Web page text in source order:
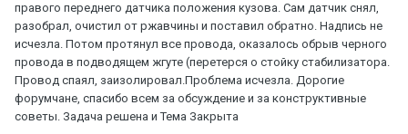
правого переднего датчика положения кузова. Сам датчик снял,
разобрал, очистил от ржавчины и поставил обратно. Надпись не
исчезла. Потом протянул все провода, оказалось обрыв черного
провода в подводящем жгуте (перетерся о стойку стабилизатора.
Провод спаял, заизолировал.Проблема исчезла. Дорогие
форумчане, спасибо всем за обсуждение и за конструктивные
советы. Задача решена и Тема Закрыта